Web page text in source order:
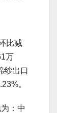
比减
万
纱出口
。
：中